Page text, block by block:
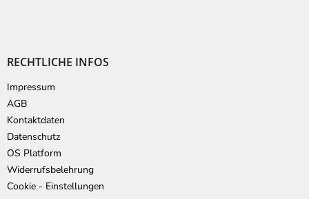
RECHTLICHE INFOS
Impressum
AGB
Kontaktdaten
Datenschutz
OS Platform
Widerrufsbelehrung
Cookie - Einstellungen